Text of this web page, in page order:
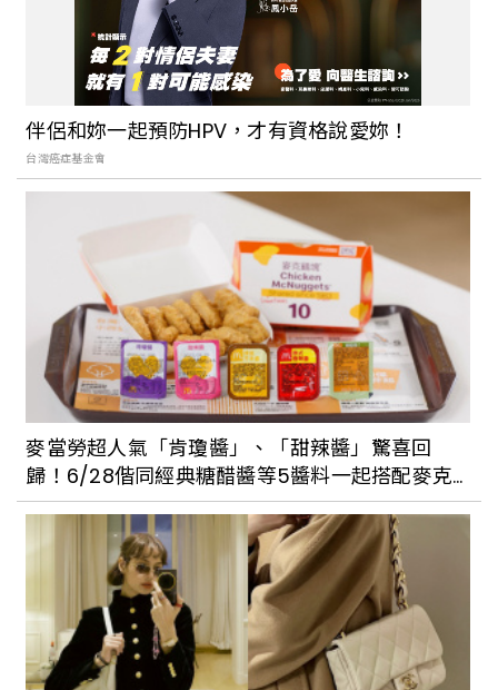
當甜點成了詩！台中甜點店「山木島
Shanmu」，將台灣四季的詩意印象揉成
甜食糕餅
來自東歐的錯覺藝術展！爆紅台中景點
「幻覺博物館」，很燒腦、很好拍也很懷
台中旅遊又多一質感飯店！台中李方艾美
酒店8/29開幕，中區第一高樓、集結人
文、特色美食，風格旅人必住
中南部風格植物店巡禮：台中的酉、高雄
的共生制所與苜一，都是觀葉植物迷的秘
境植物店
伴侶和妳一起預防HPV，才有資格說愛妳！
台灣癌症基金會
麥當勞超人氣「肯瓊醬」、「甜辣醬」驚喜回
歸！6/28偕同經典糖醋醬等5醬料一起搭配麥克
雞塊